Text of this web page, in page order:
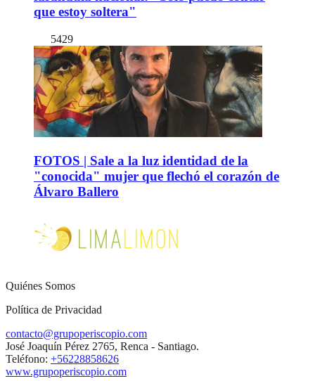
que estoy soltera"
5429
FOTOS | Sale a la luz identidad de la
"conocida" mujer que flechó el corazón de
Álvaro Ballero
Quiénes Somos
Política de Privacidad
contacto@grupoperiscopio.com
José Joaquín Pérez 2765, Renca - Santiago.
Teléfono: +56228858626
www.grupoperiscopio.com